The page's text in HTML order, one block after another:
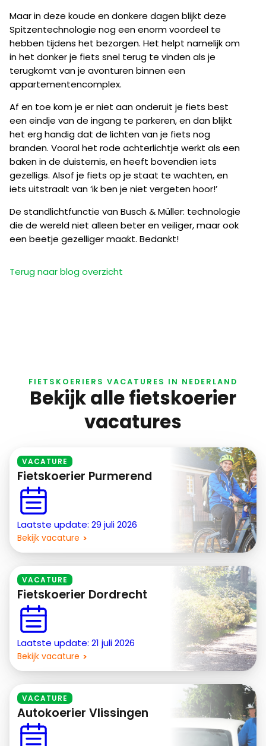
Maar in deze koude en donkere dagen blijkt deze
Spitzentechnologie nog een enorm voordeel te
hebben tijdens het bezorgen. Het helpt namelijk om
in het donker je fiets snel terug te vinden als je
terugkomt van je avonturen binnen een
appartementencomplex.
Af en toe kom je er niet aan onderuit je fiets best
een eindje van de ingang te parkeren, en dan blijkt
het erg handig dat de lichten van je fiets nog
branden. Vooral het rode achterlichtje werkt als een
baken in de duisternis, en heeft bovendien iets
gezelligs. Alsof je fiets op je staat te wachten, en
iets uitstraalt van ‘ik ben je niet vergeten hoor!’
De standlichtfunctie van Busch & Müller: technologie
die de wereld niet alleen beter en veiliger, maar ook
een beetje gezelliger maakt. Bedankt!
Terug naar blog overzicht
FIETSKOERIERS VACATURES IN NEDERLAND
Bekijk alle fietskoerier
vacatures
VACATURE
Fietskoerier Purmerend
Laatste update: 29 juli 2026
Bekijk vacature
VACATURE
Fietskoerier Dordrecht
Laatste update: 21 juli 2026
Bekijk vacature
VACATURE
Autokoerier Vlissingen